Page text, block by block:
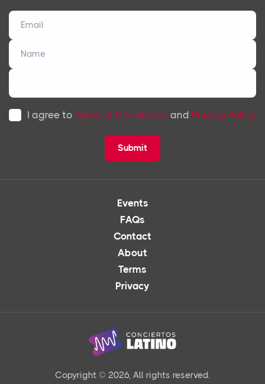
I agree to Terms & Conditions and Privacy Policy
Submit
Events
FAQs
Contact
About
Terms
Privacy
Copyright © 2026, All rights reserved.